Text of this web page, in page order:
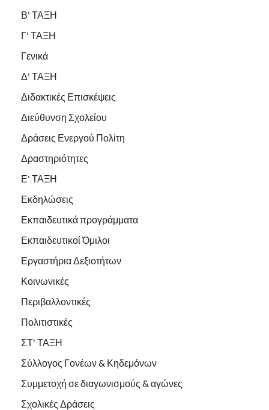
Β' ΤΑΞΗ
Γ' ΤΑΞΗ
Γενικά
Δ' ΤΑΞΗ
Διδακτικές Επισκέψεις
Διεύθυνση Σχολείου
Δράσεις Ενεργού Πολίτη
Δραστηριότητες
Ε' ΤΑΞΗ
Εκδηλώσεις
Εκπαιδευτικά προγράμματα
Εκπαιδευτικοί Όμιλοι
Εργαστήρια Δεξιοτήτων
Κοινωνικές
Περιβαλλοντικές
Πολιτιστικές
ΣΤ' ΤΑΞΗ
Σύλλογος Γονέων & Κηδεμόνων
Συμμετοχή σε διαγωνισμούς & αγώνες
Σχολικές Δράσεις